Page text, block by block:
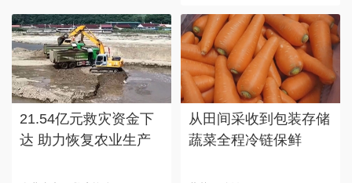
21.54亿元救灾资金下
达 助力恢复农业生产
从田间采收到包装存储
蔬菜全程冷链保鲜